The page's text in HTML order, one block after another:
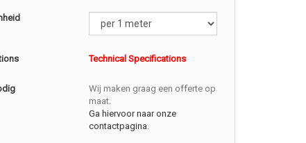
Technical Specifications
Wij maken graag een offerte op
maat.
Ga hiervoor naar onze
contactpagina.